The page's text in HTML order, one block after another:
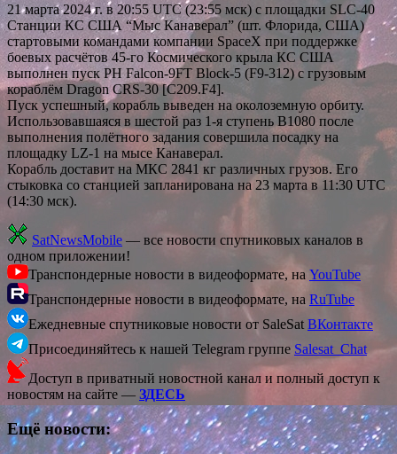
21 марта 2024 г. в 20:55 UTC (23:55 мск) с площадки SLC-40
Станции КС США “Мыс Канаверал” (шт. Флорида, США)
стартовыми командами компании SpaceX при поддержке
боевых расчётов 45-го Космического крыла КС США
выполнен пуск РН Falcon-9FT Block-5 (F9-312) с грузовым
кораблём Dragon CRS-30 [C209.F4].
Пуск успешный, корабль выведен на околоземную орбиту.
Использовавшаяся в шестой раз 1-я ступень В1080 после
выполнения полётного задания совершила посадку на
площадку LZ-1 на мысе Канаверал.
Корабль доставит на МКС 2841 кг различных грузов. Его
стыковка со станцией запланирована на 23 марта в 11:30 UTC
(14:30 мск).
SatNewsMobile — все новости спутниковых каналов в
одном приложении!
Транспондерные новости в видеоформате, на YouTube
Транспондерные новости в видеоформате, на RuTube
Ежедневные спутниковые новости от SaleSat ВКонтакте
Присоединяйтесь к нашей Telegram группе Salesat_Chat
Доступ в приватный новостной канал и полный доступ к
новостям на сайте — ЗДЕСЬ
Ещё новости: